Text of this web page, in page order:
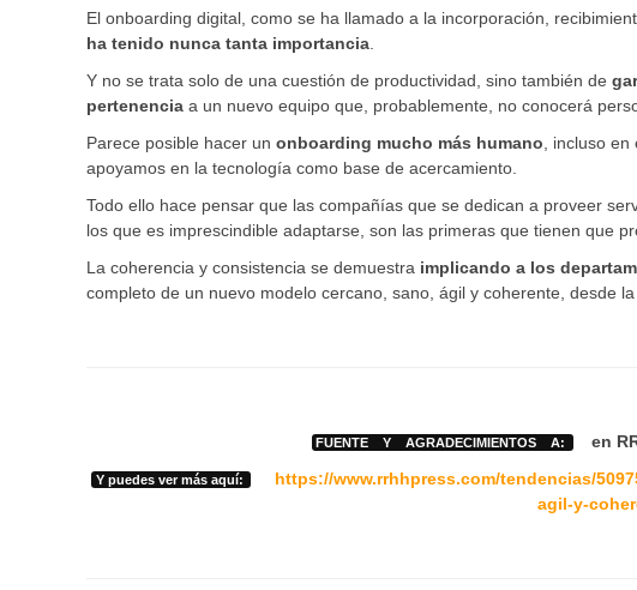
El onboarding digital, como se ha llamado a la incorporación,
ha tenido nunca tanta importancia.
Y no se trata solo de una cuestión de productividad, sino también de
pertenencia a un nuevo equipo que, probablemente, no conocerá
Parece posible hacer un onboarding mucho más humano, incluso en
apoyamos en la tecnología como base de acercamiento.
Todo ello hace pensar que las compañías que se dedican a proveer
los que es imprescindible adaptarse, son las primeras que tienen que
La coherencia y consistencia se demuestra implicando a los
completo de un nuevo modelo cercano, sano, ágil y coherente, desde
FUENTE Y AGRADECIMIENTOS A: en
Y puedes ver más aquí:
https://www.rrhhpress.com/tendencias/
agil-y-